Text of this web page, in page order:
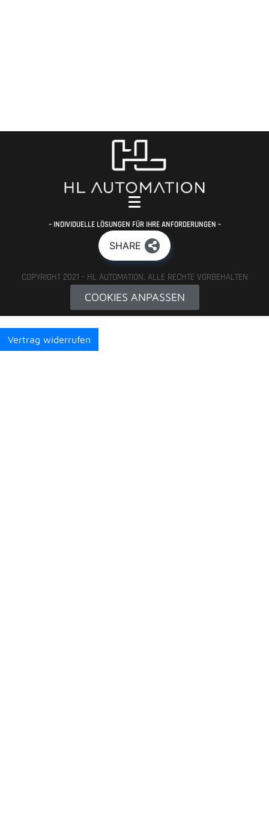
– INDIVIDUELLE LÖSUNGEN FÜR IHRE ANFORDERUNGEN –
SHARE
COPYRIGHT 2021 - HL AUTOMATION. ALLE RECHTE VORBEHALTEN
COOKIES ANPASSEN
Vertrag widerrufen